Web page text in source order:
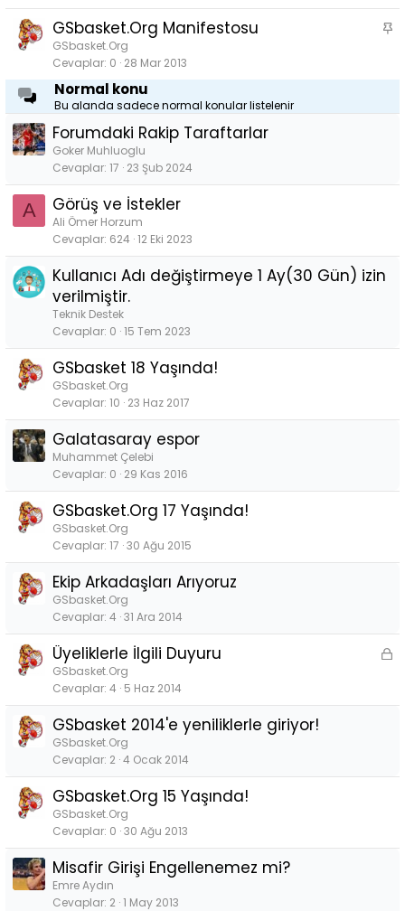
i
i
tS
GSbasket.Org Manifestosu
GSbasket.Org
Cevaplar 0 28 Mar 2013
Normal konu
Bu alanda sadece normal konular listelenir
Forumdaki Rakip Taraftarlar
Goker Muhluoglu
Cevaplar 17 23 Şub 2024
A Görüş ve İstekler
Ali Ömer Horzum
Cevaplar 624 12 Eki 2023
Kullanıcı Adı değiştirmeye 1 Ay(30 Gün) izin
verilmiştir.
Teknik Destek
Cevaplar 0 15 Tem 2023
GSbasket 18 Yaşında!
GSbasket.Org
Cevaplar 10 23 Haz 2017
Galatasaray espor
Muhammet Çelebi
Cevaplar 0 29 Kas 2016
GSbasket.Org 17 Yaşında!
GSbasket.Org
Cevaplar 17 30 Ağu 2015
Ekip Arkadaşları Arıyoruz
GSbasket.Org
Cevaplar 4 31 Ara 2014
K
i
Üyeliklerle İlgili Duyuru
GSbasket.Org
Cevaplar 4 5 Haz 2014
GSbasket 2014'e yeniliklerle giriyor!
GSbasket.Org
Cevaplar 2 4 Ocak 2014
GSbasket.Org 15 Yaşında!
GSbasket.Org
Cevaplar 0 30 Ağu 2013
Misafir Girişi Engellenemez mi?
Emre Aydın
Cevaplar 2 1 May 2013